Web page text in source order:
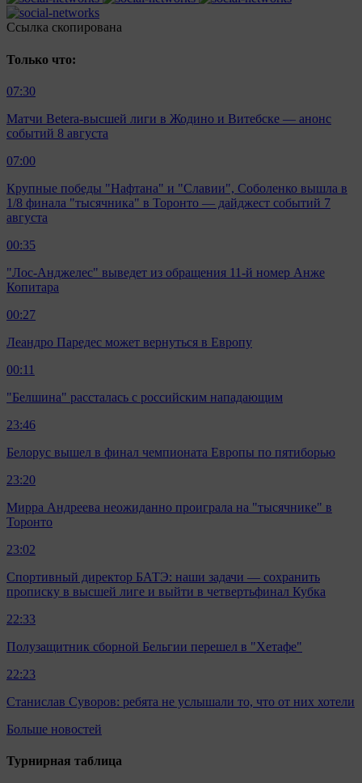
Ccылка скопирована
Только что:
07:30
Матчи Betera-высшей лиги в Жодино и Витебске — анонс
событий 8 августа
07:00
Крупные победы "Нафтана" и "Славии", Соболенко вышла в
1/8 финала "тысячника" в Торонто — дайджест событий 7
августа
00:35
"Лос-Анджелес" выведет из обращения 11-й номер Анже
Копитара
00:27
Леандро Паредес может вернуться в Европу
00:11
"Белшина" рассталась с российским нападающим
23:46
Белорус вышел в финал чемпионата Европы по пятиборью
23:20
Мирра Андреева неожиданно проиграла на "тысячнике" в
Торонто
23:02
Спортивный директор БАТЭ: наши задачи — сохранить
прописку в высшей лиге и выйти в четвертьфинал Кубка
22:33
Полузащитник сборной Бельгии перешел в "Хетафе"
22:23
Станислав Суворов: ребята не услышали то, что от них хотели
Больше новостей
Турнирная таблица